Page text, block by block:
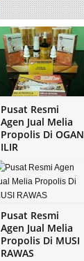
Pusat Resmi
Agen Jual Melia
Propolis Di OGAN
ILIR
Pusat Resmi
Agen Jual Melia
Propolis Di MUSI
RAWAS